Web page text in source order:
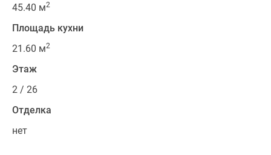
45.40 м2
Площадь кухни
21.60 м2
Этаж
2 / 26
Отделка
нет